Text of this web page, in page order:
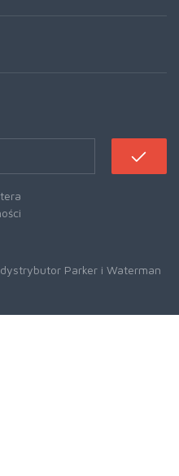
Parker i Waterman